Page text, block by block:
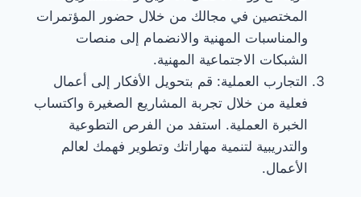
المختصين في مجالك من خلال حضور المؤتمرات
والمناسبات المهنية والانضمام إلى منصات
الشبكات الاجتماعية المهنية.
التجارب العملية: قم بتحويل الأفكار إلى أعمال
فعلية من خلال تجربة المشاريع الصغيرة واكتساب
الخبرة العملية. استفد من الفرص التطوعية
والتدريبية لتنمية مهاراتك وتطوير فهمك لعالم
الأعمال.